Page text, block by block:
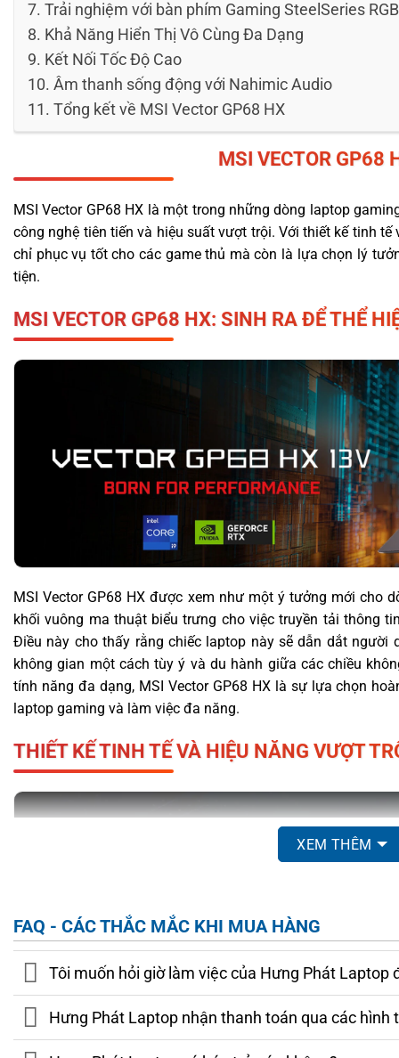
Trải nghiệm với bàn phím Gaming SteelSeries RGB
Khả Năng Hiển Thị Vô Cùng Đa Dạng
Kết Nối Tốc Độ Cao
Âm thanh sống động với Nahimic Audio
Tổng kết về MSI Vector GP68 HX
MSI VECTOR GP68
MSI Vector GP68 HX là một trong những dòng laptop
công nghệ tiên tiến và hiệu suất vượt trội. Với thiết kế tinh
chỉ phục vụ tốt cho các game thủ mà còn là lựa chọn lý
tiện.
MSI VECTOR GP68 HX: SINH RA ĐỂ THỂ
MSI Vector GP68 HX được xem như một ý tưởng mới cho
khối vuông ma thuật biểu trưng cho việc truyền tải thông
Điều này cho thấy rằng chiếc laptop này sẽ dẫn dắt người
không gian một cách tùy ý và du hành giữa các chiều
tính năng đa dạng, MSI Vector GP68 HX là sự lựa chọn
laptop gaming và làm việc đa năng.
THIẾT KẾ TINH TẾ VÀ HIỆU NĂNG VƯỢT
XEM THÊM
FAQ - CÁC THẮC MẮC KHI MUA HÀNG
Tôi muốn hỏi giờ làm việc của Hưng Phát Laptop
Hưng Phát Laptop nhận thanh toán qua các hình